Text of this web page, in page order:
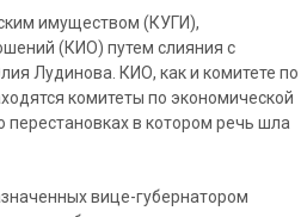
имуществом (КУГИ),
(КИО) путем слияния с
Лудинова. КИО, как и комитете по
комитеты по экономической
перестановках в котором речь шла
вице-губернатором